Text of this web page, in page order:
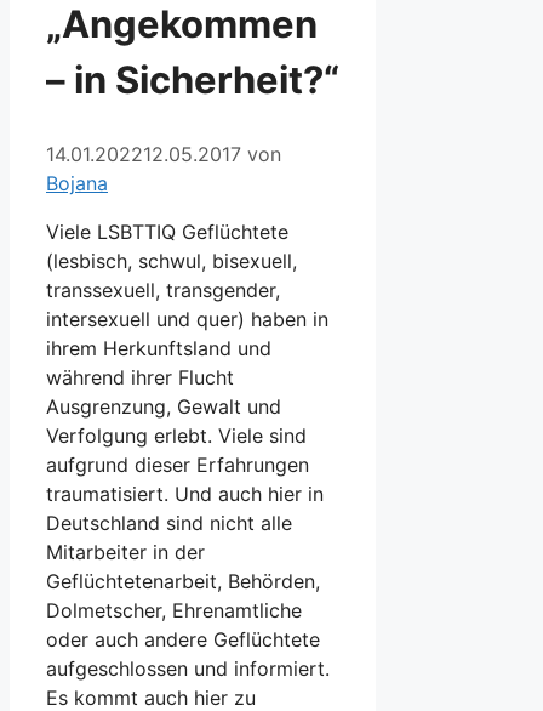
„Angekommen
– in Sicherheit?“
14.01.202212.05.2017 von
Bojana
Viele LSBTTIQ Geflüchtete
(lesbisch, schwul, bisexuell,
transsexuell, transgender,
intersexuell und quer) haben in
ihrem Herkunftsland und
während ihrer Flucht
Ausgrenzung, Gewalt und
Verfolgung erlebt. Viele sind
aufgrund dieser Erfahrungen
traumatisiert. Und auch hier in
Deutschland sind nicht alle
Mitarbeiter in der
Geflüchtetenarbeit, Behörden,
Dolmetscher, Ehrenamtliche
oder auch andere Geflüchtete
aufgeschlossen und informiert.
Es kommt auch hier zu